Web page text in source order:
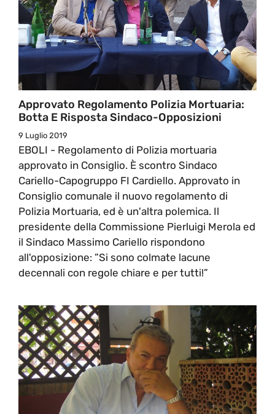
Approvato Regolamento Polizia Mortuaria:
Botta E Risposta Sindaco-Opposizioni
9 Luglio 2019
EBOLI - Regolamento di Polizia mortuaria
approvato in Consiglio. È scontro Sindaco
Cariello-Capogruppo FI Cardiello. Approvato in
Consiglio comunale il nuovo regolamento di
Polizia Mortuaria, ed è un'altra polemica. Il
presidente della Commissione Pierluigi Merola ed
il Sindaco Massimo Cariello rispondono
all'opposizione: ”Si sono colmate lacune
decennali con regole chiare e per tutti!”